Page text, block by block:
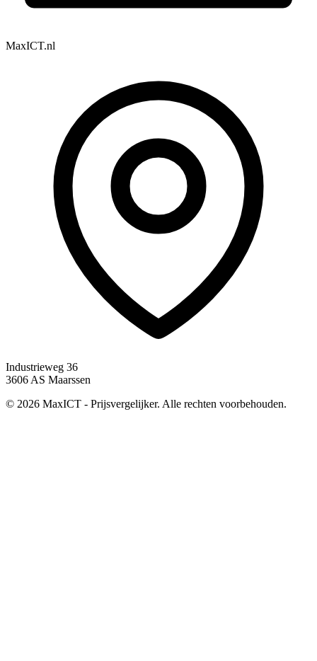
MaxICT.nl
Industrieweg 36
3606 AS Maarssen
© 2026 MaxICT - Prijsvergelijker. Alle rechten voorbehouden.